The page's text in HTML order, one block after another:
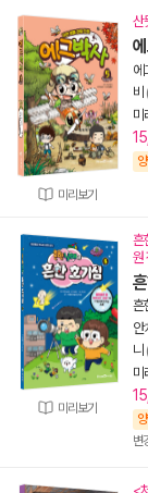
미리보기
산
에
비
미
미리보기
흔
원
흔
안
니
미
변